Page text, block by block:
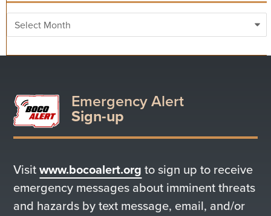
Archives
Emergency Alert
Sign-up
Visitwww.bocoalert.org to sign up to receive
emergency messages about imminent threats
and hazards by text message, email, and/or